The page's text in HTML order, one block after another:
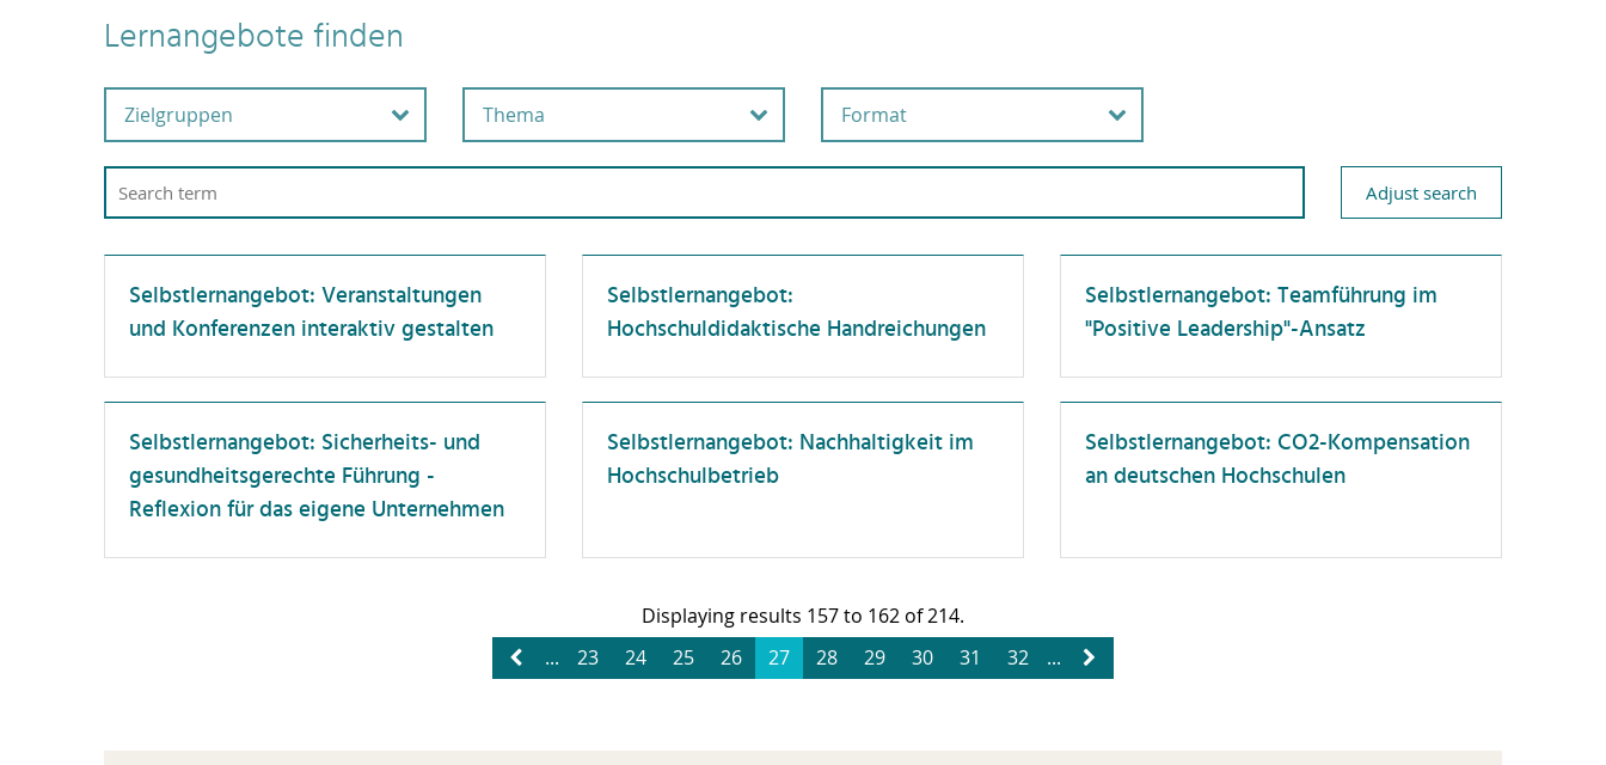
Lernangebote finden
Zielgruppen
Alle Beschäftigten
Beschäftigte in der
ng
Führungskräfte
PostDocs
Professor:innen
Promovierende
Wissenschaftler:innen
Thema
Arbeits- und
Haushaltsbewirtschaftung
Forschungskompetenz
Förderlandschaft
Gesundheit
Hochschulorganisation
IT-Anwendungen
Format
Online
Präsenz
Selbstlernangebot
Adjust search
Selbstlernangebot: Veranstaltungen
und Konferenzen interaktiv gestalten
Selbstlernangebot:
Hochschuldidaktische Handreichungen
Selbstlernangebot: Teamführung im
"Positive Leadership"-Ansatz
Selbstlernangebot: Sicherheits- und
gesundheitsgerechte Führung -
Reflexion für das eigene Unternehmen
Selbstlernangebot: Nachhaltigkeit im
Hochschulbetrieb
Selbstlernangebot: CO2-Kompensation
an deutschen Hochschulen
Displaying results 157 to 162 of 214.
...
23 24 25 26 27 28 29 30 31 32 ...